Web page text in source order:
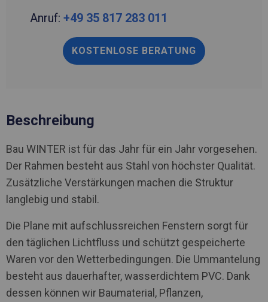
Anruf: +49 35 817 283 011
KOSTENLOSE BERATUNG
Beschreibung
Bau WINTER ist für das Jahr für ein Jahr vorgesehen.
Der Rahmen besteht aus Stahl von höchster Qualität.
Zusätzliche Verstärkungen machen die Struktur
langlebig und stabil.
Die Plane mit aufschlussreichen Fenstern sorgt für
den täglichen Lichtfluss und schützt gespeicherte
Waren vor den Wetterbedingungen. Die Ummantelung
besteht aus dauerhafter, wasserdichtem PVC. Dank
dessen können wir Baumaterial, Pflanzen,